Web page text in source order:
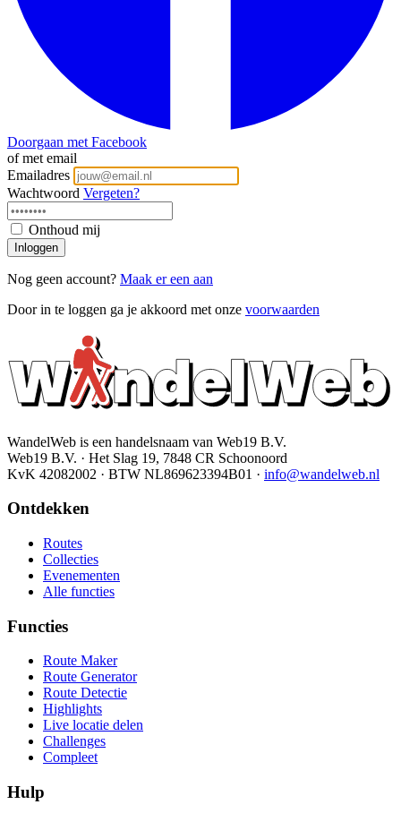
Doorgaan met Facebook
of met email
Emailadres
Wachtwoord Vergeten?
Onthoud mij
Inloggen
Nog geen account? Maak er een aan
Door in te loggen ga je akkoord met onze voorwaarden
WandelWeb is een handelsnaam van Web19 B.V.
Web19 B.V. · Het Slag 19, 7848 CR Schoonoord
KvK 42082002 · BTW NL869623394B01 · info@wandelweb.nl
Ontdekken
Routes
Collecties
Evenementen
Alle functies
Functies
Route Maker
Route Generator
Route Detectie
Highlights
Live locatie delen
Challenges
Compleet
Hulp